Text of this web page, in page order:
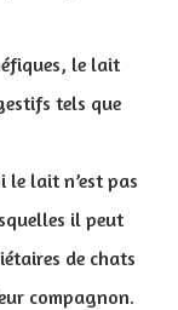
le lait
tels que
lait n’est pas
il peut
de chats
compagnon.